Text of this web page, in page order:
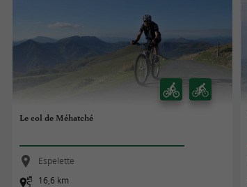
Le col de Méhatché
Espelette
16,6 km